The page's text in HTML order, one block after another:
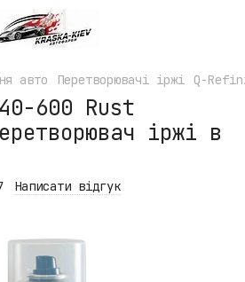
авто Перетворювачі іржі Q-
600 Rust
іржі в
Написати відгук